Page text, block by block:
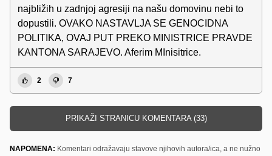
najbližih u zadnjoj agresiji na našu domovinu nebi to
dopustili. OVAKO NASTAVLJA SE GENOCIDNA
POLITIKA, OVAJ PUT PREKO MINISTRICE PRAVDE
KANTONA SARAJEVO. Aferim MInisitrice.
2 7
PRIKAŽI STRANICU KOMENTARA (33)
NAPOMENA: Komentari odražavaju stavove njihovih autora/ica, a ne nužno